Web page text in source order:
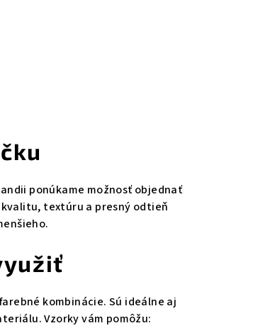
ponúkame možnosť objednať
textúru a presný odtieň
kombinácie. Sú ideálne aj
Vzorky vám pomôžu: